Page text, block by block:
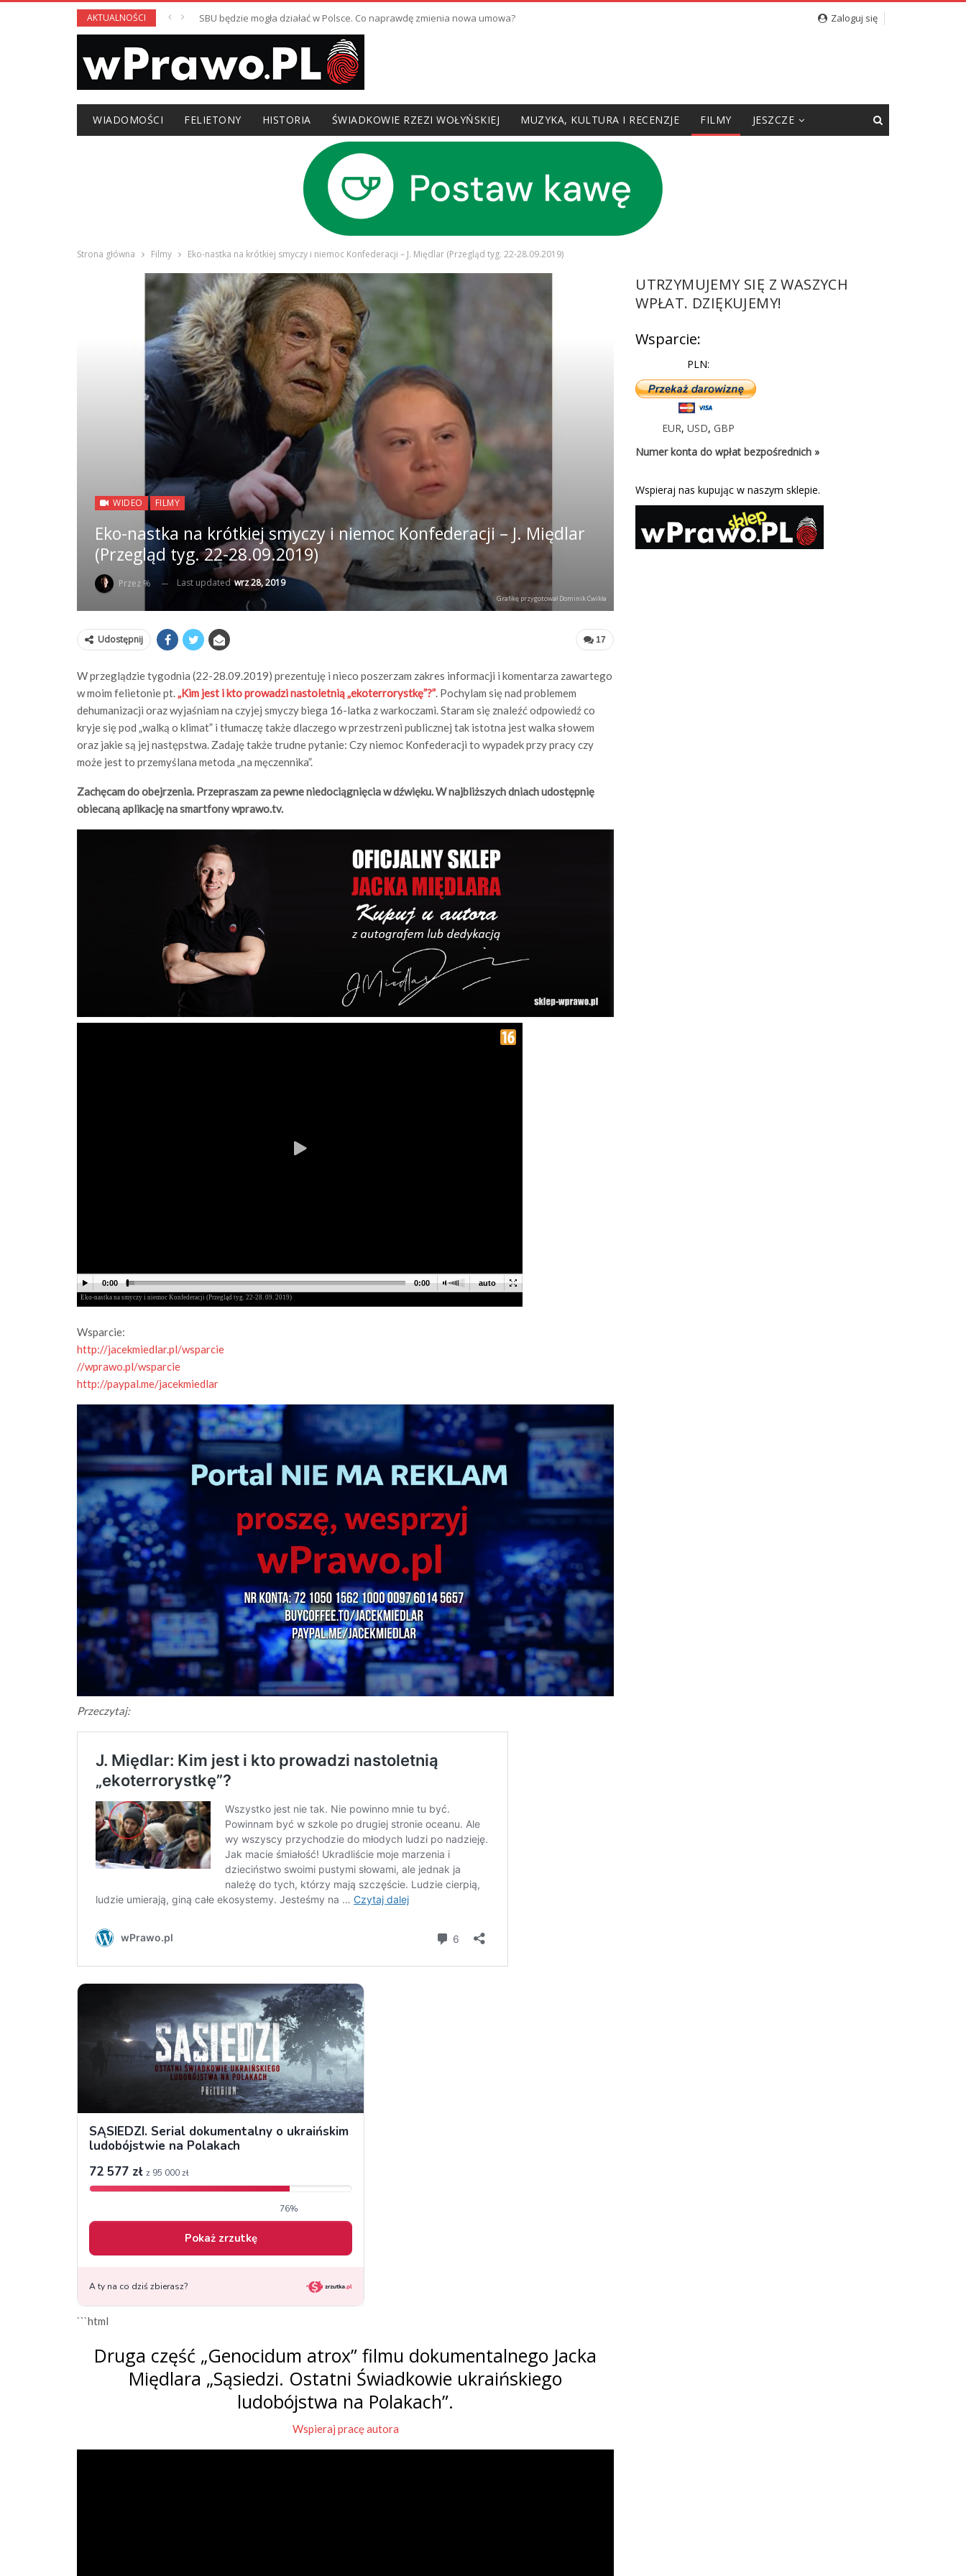
AKTUALNOŚCI SBU będzie mogła działać w Polsce. Co naprawdę zmienia nowa umowa? Zaloguj się
WIADOMOŚCI FELIETONY HISTORIA ŚWIADKOWIE RZEZI WOŁYŃSKIEJ MUZYKA, KULTURA I RECENZJE FILMY JESZCZE
Strona główna Filmy Eko-nastka na krótkiej smyczy i niemoc Konfederacji – J. Międlar (Przegląd tyg. 22-28.09.2019)
WIDEO FILMY
Eko-nastka na krótkiej smyczy i niemoc Konfederacji – J. Międlar
(Przegląd tyg. 22-28.09.2019)
Przez % Last updatedwrz 28, 2019
Grafikę przygotował Dominik Cwikła
17
Udostępnij
W przeglądzie tygodnia (22-28.09.2019) prezentuję i nieco poszerzam zakres informacji i komentarza zawartego
w moim felietonie pt.„Kim jest i kto prowadzi nastoletnią „ekoterrorystkę”?”. Pochylam się nad problemem
dehumanizacji oraz wyjaśniam na czyjej smyczy biega 16-latka z warkoczami. Staram się znaleźć odpowiedź co
kryje się pod „walką o klimat” i tłumaczę także dlaczego w przestrzeni publicznej tak istotna jest walka słowem
oraz jakie są jej następstwa. Zadaję także trudne pytanie: Czy niemoc Konfederacji to wypadek przy pracy czy
może jest to przemyślana metoda „na męczennika”.
Zachęcam do obejrzenia. Przepraszam za pewne niedociągnięcia w dźwięku. W najbliższych dniach udostępnię
obiecaną aplikację na smartfony wprawo.tv.
Wsparcie:
http://jacekmiedlar.pl/wsparcie
//wprawo.pl/wsparcie
http://paypal.me/jacekmiedlar
Przeczytaj:
```html
Druga część „Genocidum atrox” filmu dokumentalnego Jacka
Międlara „Sąsiedzi. Ostatni Świadkowie ukraińskiego
ludobójstwa na Polakach”.
Wspieraj pracę autora
UTRZYMUJEMY SIĘ Z WASZYCH
WPŁAT. DZIĘKUJEMY!
Wsparcie:
PLN:
EUR,USD,GBP
Numer konta do wpłat bezpośrednich »
Wspieraj nas kupując w naszym sklepie.